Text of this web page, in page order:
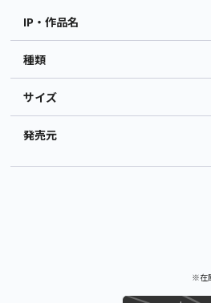
IP・作品名
種類
サイズ
発売元
※在